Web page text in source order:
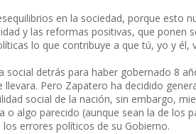
en la sociedad, porque esto
y las reformas positivas, que ponen
lo que contribuye a que tú, yo y él,
detrás para haber gobernado 8
Pero Zapatero ha decidido
social de la nación, sin embargo,
o algo parecido (aunque sean la de los
errores políticos de su Gobierno.